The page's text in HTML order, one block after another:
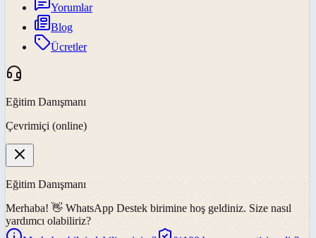
Yorumlar
Blog
Ücretler
Eğitim Danışmanı
Çevrimiçi (online)
Eğitim Danışmanı
Merhaba! 👋 WhatsApp Destek birimine hoş geldiniz. Size nasıl
yardımcı olabiliriz?